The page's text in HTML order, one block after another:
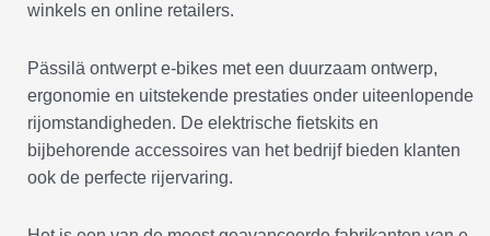
winkels en online retailers.
Pässilä ontwerpt e-bikes met een duurzaam ontwerp,
ergonomie en uitstekende prestaties onder uiteenlopende
rijomstandigheden. De elektrische fietskits en
bijbehorende accessoires van het bedrijf bieden klanten
ook de perfecte rijervaring.